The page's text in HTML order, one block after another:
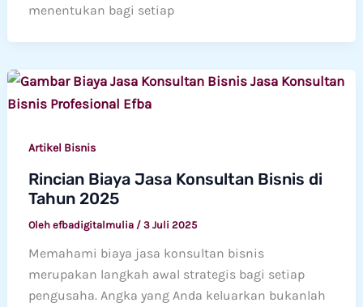
menentukan bagi setiap
Artikel Bisnis
Rincian Biaya Jasa Konsultan Bisnis di
Tahun 2025
Oleh efbadigitalmulia / 3 Juli 2025
Memahami biaya jasa konsultan bisnis
merupakan langkah awal strategis bagi setiap
pengusaha. Angka yang Anda keluarkan bukanlah